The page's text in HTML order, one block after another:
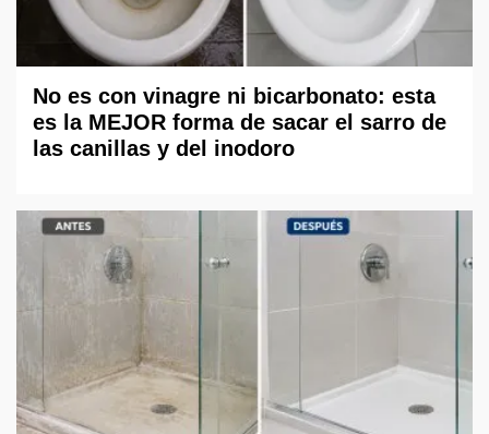
No es con vinagre ni bicarbonato: esta
es la MEJOR forma de sacar el sarro de
las canillas y del inodoro